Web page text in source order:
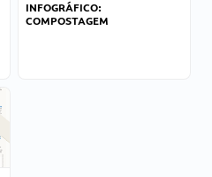
INFOGRÁFICO:
COMPOSTAGEM